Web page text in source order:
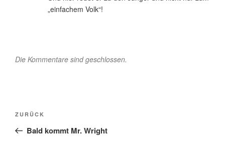
„einfachem Volk“!
Die Kommentare sind geschlossen.
Beitragsnavigation
Vorheriger
Beitrag
ZURÜCK
Bald kommt Mr. Wright